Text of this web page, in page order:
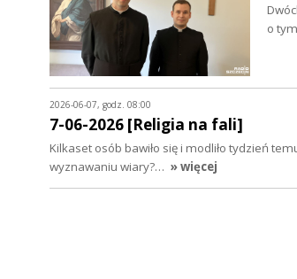
o
2026-06-07, godz. 08:00
7-06-2026 [Religia na fali]
Kilkaset osób bawiło się i modliło tydzień
wyznawaniu wiary?… » więcej